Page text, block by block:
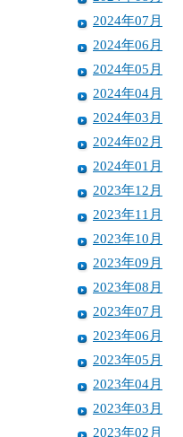
2024年07月
2024年06月
2024年05月
2024年04月
2024年03月
2024年02月
2024年01月
2023年12月
2023年11月
2023年10月
2023年09月
2023年08月
2023年07月
2023年06月
2023年05月
2023年04月
2023年03月
2023年02月